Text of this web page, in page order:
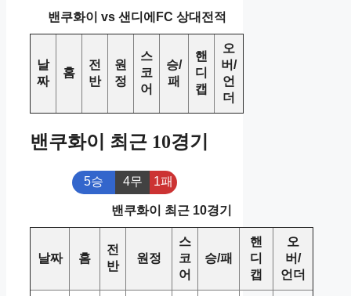
밴쿠화이 vs 샌디에FC 상대전적
날
짜
홈
전
반
원
정
스
코
어
승/
패
핸
디
캡
오
버/
언
더
밴쿠화이 최근 10경기
5승 4무 1패
밴쿠화이 최근 10경기
날짜 홈
전
반
원정
스
코
어
승/패
핸
디
캡
오
버/
언더